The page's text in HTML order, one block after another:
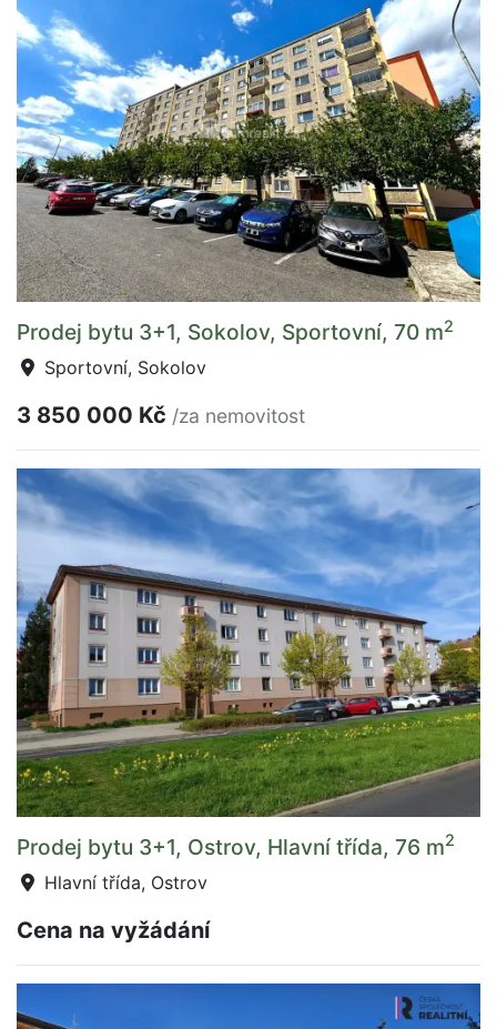
Prodej bytu 3+1, Sokolov, Sportovní, 70 m2
Sportovní, Sokolov
3 850 000 Kč /za nemovitost
Prodej bytu 3+1, Ostrov, Hlavní třída, 76 m2
Hlavní třída, Ostrov
Cena na vyžádání